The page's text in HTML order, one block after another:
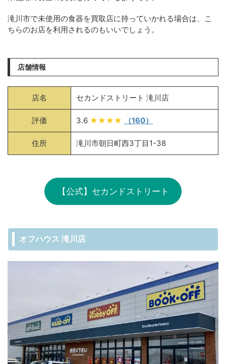
滝川市で未使用の食器を買取店に持っていかれる場合は、こ
ちらのお店を利用されるのもいいでしょう。
店舗情報
店名 セカンドストリート 滝川店
評価 3.6 ★★★★ （160）
住所 滝川市朝日町西3丁目1-38
【公式】セカンドストリート
オフハウス 滝川店